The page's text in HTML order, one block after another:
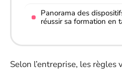
Panorama des
réussir sa formation en
Selon l’entreprise, les règles